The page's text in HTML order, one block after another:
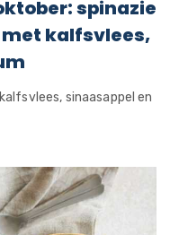
spinazie
kalfsvlees,
sinaasappel en